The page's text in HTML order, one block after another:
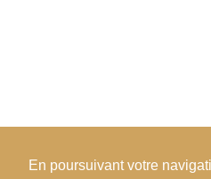
En poursuivant votre